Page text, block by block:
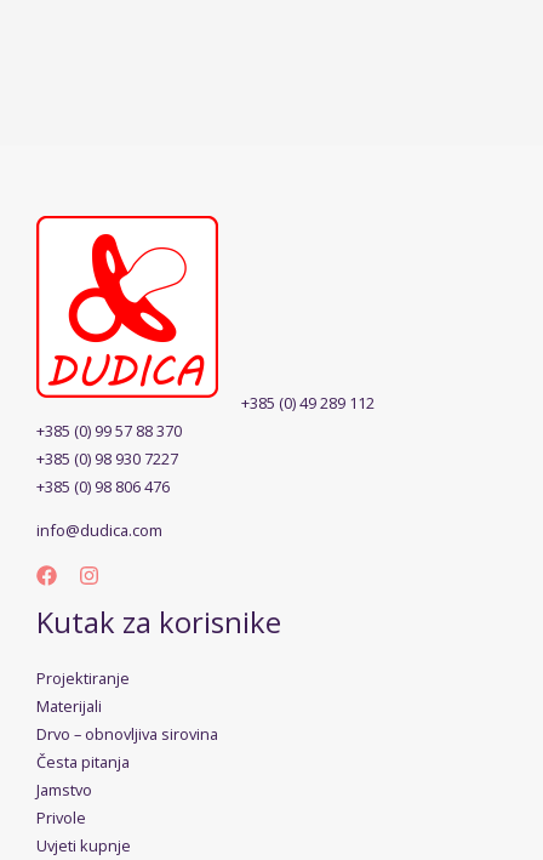
+385 (0) 49 289 112
+385 (0) 99 57 88 370
+385 (0) 98 930 7227
+385 (0) 98 806 476
info@dudica.com
Kutak za korisnike
Projektiranje
Materijali
Drvo – obnovljiva sirovina
Česta pitanja
Jamstvo
Privole
Uvjeti kupnje